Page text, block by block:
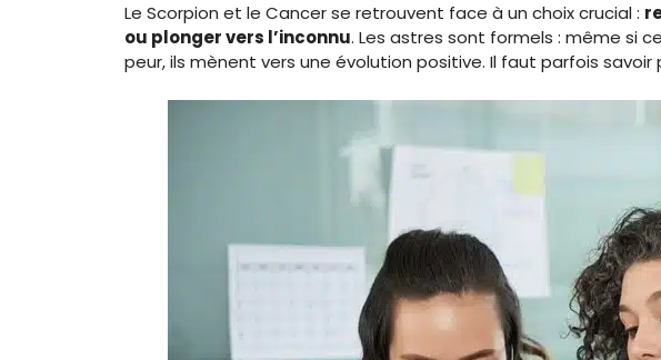
Le Scorpion et le Cancer se retrouvent face à un choix crucial :
ou plonger vers l’inconnu. Les astres sont formels : même si
peur, ils mènent vers une évolution positive. Il faut parfois